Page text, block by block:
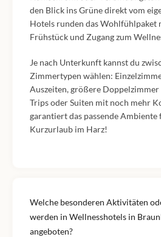
den Blick ins Grüne direkt vom
Hotels runden das
Frühstück und Zugang zum
Je nach Unterkunft kannst du
Zimmertypen wählen:
Auszeiten, größere
Trips oder Suiten mit noch mehr
garantiert das passende
Kurzurlaub im Harz!
Welche besonderen Aktivitäten
werden in Wellnesshotels in
angeboten?